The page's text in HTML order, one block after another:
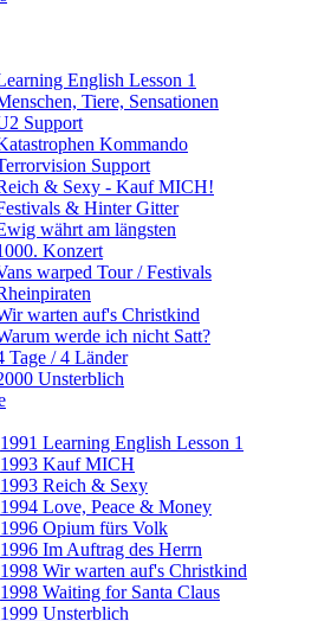
English Lesson 1
Tiere, Sensationen
Support
Kommando
Support
& Sexy - Kauf MICH!
& Hinter Gitter
währt am längsten
Konzert
warped Tour / Festivals
warten auf's Christkind
werde ich nicht Satt?
Tage / 4 Länder
Unsterblich
1991 Learning English Lesson 1
1993 Kauf MICH
1993 Reich & Sexy
1994 Love, Peace & Money
1996 Opium fürs Volk
1996 Im Auftrag des Herrn
1998 Wir warten auf's Christkind
1998 Waiting for Santa Claus
1999 Unsterblich